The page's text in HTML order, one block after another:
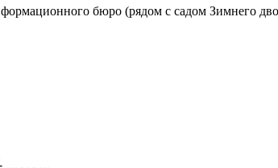
бюро (рядом с садом Зимнего